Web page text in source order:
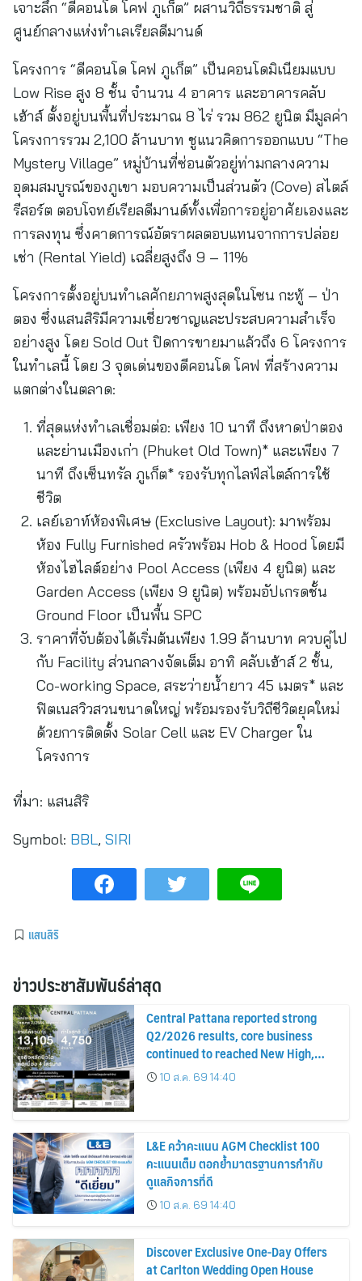
เจาะลึก “ดีคอนโด โคฟ ภูเก็ต” ผสานวิถีธรรมชาติ สู่
ศูนย์กลางแห่งทำเลเรียลดีมานด์
โครงการ “ดีคอนโด โคฟ ภูเก็ต” เป็นคอนโดมิเนียมแบบ
Low Rise สูง 8 ชั้น จำนวน 4 อาคาร และอาคารคลับ
เฮ้าส์ ตั้งอยู่บนพื้นที่ประมาณ 8 ไร่ รวม 862 ยูนิต มีมูลค่า
โครงการรวม 2,100 ล้านบาท ชูแนวคิดการออกแบบ “The
Mystery Village” หมู่บ้านที่ซ่อนตัวอยู่ท่ามกลางความ
อุดมสมบูรณ์ของภูเขา มอบความเป็นส่วนตัว (Cove) สไตล์
รีสอร์ต ตอบโจทย์เรียลดีมานด์ทั้งเพื่อการอยู่อาศัยเองและ
การลงทุน ซึ่งคาดการณ์อัตราผลตอบแทนจากการปล่อย
เช่า (Rental Yield) เฉลี่ยสูงถึง 9 – 11%
โครงการตั้งอยู่บนทำเลศักยภาพสูงสุดในโซน กะทู้ – ป่า
ตอง ซึ่งแสนสิริมีความเชี่ยวชาญและประสบความสำเร็จ
อย่างสูง โดย Sold Out ปิดการขายมาแล้วถึง 6 โครงการ
ในทำเลนี้ โดย 3 จุดเด่นของดีคอนโด โคฟ ที่สร้างความ
แตกต่างในตลาด:
ที่สุดแห่งทำเลเชื่อมต่อ: เพียง 10 นาที ถึงหาดป่าตอง
และย่านเมืองเก่า (Phuket Old Town)* และเพียง 7
นาที ถึงเซ็นทรัล ภูเก็ต* รองรับทุกไลฟ์สไตล์การใช้
ชีวิต
เลย์เอาท์ห้องพิเศษ (Exclusive Layout): มาพร้อม
ห้อง Fully Furnished ครัวพร้อม Hob & Hood โดยมี
ห้องไฮไลต์อย่าง Pool Access (เพียง 4 ยูนิต) และ
Garden Access (เพียง 9 ยูนิต) พร้อมอัปเกรดชั้น
Ground Floor เป็นพื้น SPC
ราคาที่จับต้องได้เริ่มต้นเพียง 1.99 ล้านบาท ควบคู่ไป
กับ Facility ส่วนกลางจัดเต็ม อาทิ คลับเฮ้าส์ 2 ชั้น,
Co-working Space, สระว่ายน้ำยาว 45 เมตร* และ
ฟิตเนสวิวสวนขนาดใหญ่ พร้อมรองรับวิถีชีวิตยุคใหม่
ด้วยการติดตั้ง Solar Cell และ EV Charger ใน
โครงการ
ที่มา: แสนสิริ
Symbol: BBL, SIRI
แสนสิริ
ข่าวประชาสัมพันธ์ล่าสุด
Central Pattana reported strong
Q2/2026 results, core business
continued to reached New High,
driving growth across all
businesses while advancing future
10 ส.ค. 69 14:40
L&E คว้าคะแนน AGM Checklist 100
คะแนนเต็ม ตอกย้ำมาตรฐานการกำกับ
ดูแลกิจการที่ดี
10 ส.ค. 69 14:40
Discover Exclusive One-Day Offers
at Carlton Wedding Open House